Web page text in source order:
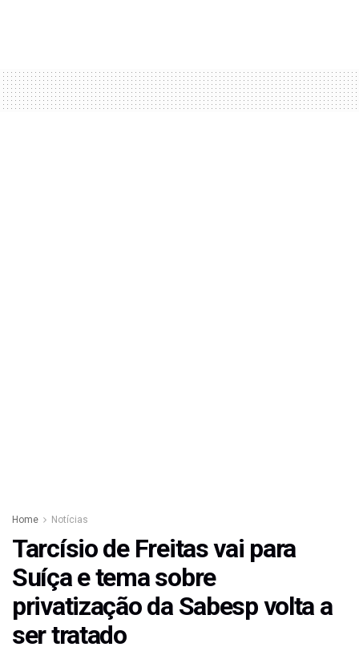
Home Notícias
Tarcísio de Freitas vai para
Suíça e tema sobre
privatização da Sabesp volta a
ser tratado